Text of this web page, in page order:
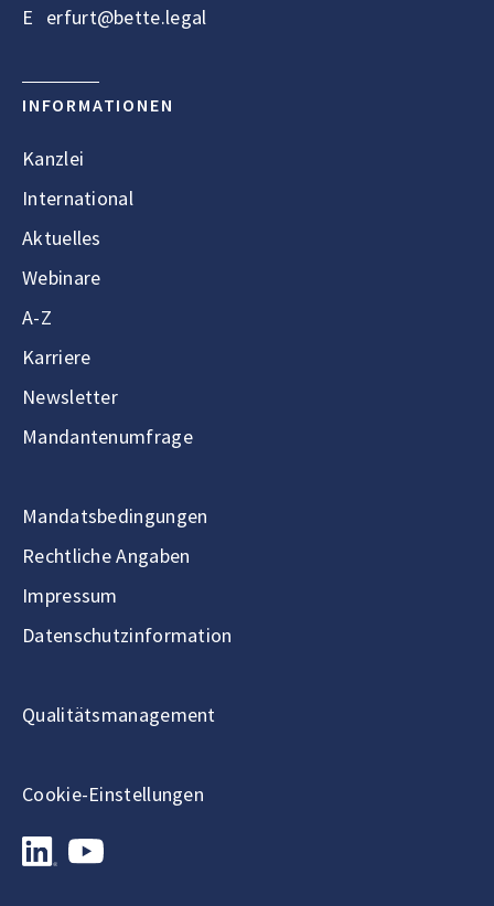
E erfurt@bette.legal
INFORMATIONEN
Kanzlei
International
Aktuelles
Webinare
A-Z
Karriere
Newsletter
Mandantenumfrage
Mandatsbedingungen
Rechtliche Angaben
Impressum
Datenschutzinformation
Qualitätsmanagement
Cookie-Einstellungen